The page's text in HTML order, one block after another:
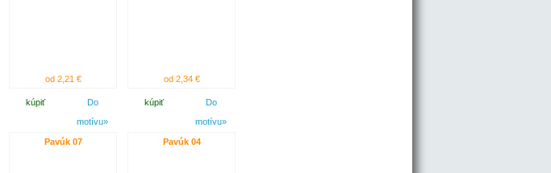
od 2,21 €
kúpiť
Do
motívu»
od 2,34 €
kúpiť
Do
motívu»
Pavúk 07 Pavúk 04